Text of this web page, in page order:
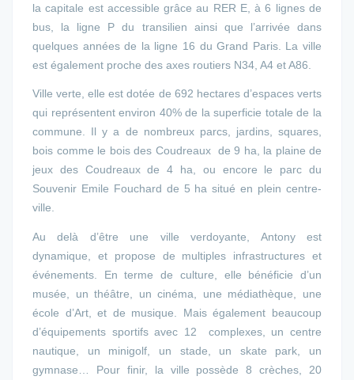
la capitale est accessible grâce au RER E, à 6 lignes de
bus, la ligne P du transilien ainsi que l’arrivée dans
quelques années de la ligne 16 du Grand Paris. La ville
est également proche des axes routiers N34, A4 et A86.
Ville verte, elle est dotée de 692 hectares d’espaces verts
qui représentent environ 40% de la superficie totale de la
commune. Il y a de nombreux parcs, jardins, squares,
bois comme le bois des Coudreaux de 9 ha, la plaine de
jeux des Coudreaux de 4 ha, ou encore le parc du
Souvenir Emile Fouchard de 5 ha situé en plein centre-
ville.
Au delà d’être une ville verdoyante, Antony est
dynamique, et propose de multiples infrastructures et
événements. En terme de culture, elle bénéficie d’un
musée, un théâtre, un cinéma, une médiathèque, une
école d’Art, et de musique. Mais également beaucoup
d’équipements sportifs avec 12 complexes, un centre
nautique, un minigolf, un stade, un skate park, un
gymnase… Pour finir, la ville possède 8 crèches, 20